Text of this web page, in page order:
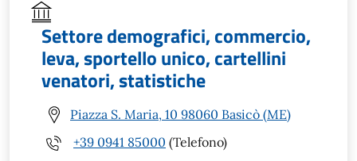
Settore demografici, commercio,
leva, sportello unico, cartellini
venatori, statistiche
Piazza S. Maria, 10 98060 Basicò (ME)
+39 0941 85000 (Telefono)